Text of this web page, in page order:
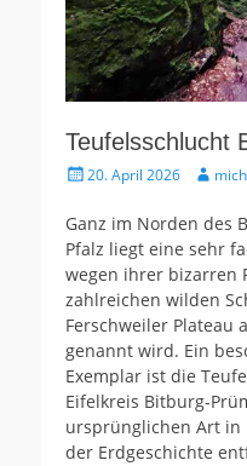
Teufelsschlucht
Gepostet
20. April 2026 Autor
Ganz im Norden des
Pfalz liegt eine sehr
wegen ihrer bizarren
zahlreichen wilden
Ferschweiler Plateau
genannt wird. Ein
Exemplar ist die
Eifelkreis Bitburg-
ursprünglichen Art in
der Erdgeschichte